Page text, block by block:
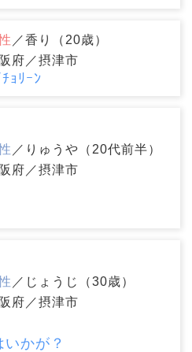
／香り（20歳）
府／摂津市
ｮﾘｰﾝ
／りゅうや（20代前半）
府／摂津市
／じょうじ（30歳）
府／摂津市
かが？